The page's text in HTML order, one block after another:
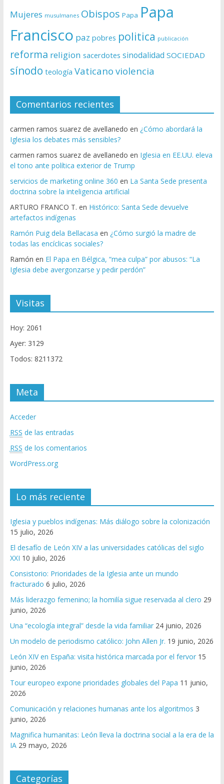
Mujeres musulmanes Obispos Papa Papa
Francisco paz pobres politica publicación
reforma religion sacerdotes sinodalidad SOCIEDAD
sínodo teología Vaticano violencia
Comentarios recientes
carmen ramos suarez de avellanedo en ¿Cómo abordará la
Iglesia los debates más sensibles?
carmen ramos suarez de avellanedo en Iglesia en EE.UU. eleva
el tono ante política exterior de Trump
servicios de marketing online 360 en La Santa Sede presenta
doctrina sobre la inteligencia artificial
ARTURO FRANCO T. en Histórico: Santa Sede devuelve
artefactos indígenas
Ramón Puig dela Bellacasa en ¿Cómo surgió la madre de
todas las encíclicas sociales?
Ramón en El Papa en Bélgica, “mea culpa” por abusos: “La
Iglesia debe avergonzarse y pedir perdón”
Visitas
Hoy: 2061
Ayer: 3129
Todos: 8211372
Meta
Acceder
RSS de las entradas
RSS de los comentarios
WordPress.org
Lo más reciente
Iglesia y pueblos indígenas: Más diálogo sobre la colonización
15 julio, 2026
El desafío de León XIV a las universidades católicas del siglo
XXI 10 julio, 2026
Consistorio: Prioridades de la Iglesia ante un mundo
fracturado 6 julio, 2026
Más liderazgo femenino; la homilía sigue reservada al clero 29
junio, 2026
Una “ecología integral” desde la vida familiar 24 junio, 2026
Un modelo de periodismo católico: John Allen Jr. 19 junio, 2026
León XIV en España: visita histórica marcada por el fervor 15
junio, 2026
Tour europeo expone prioridades globales del Papa 11 junio,
2026
Comunicación y relaciones humanas ante los algoritmos 3
junio, 2026
Magnifica humanitas: León lleva la doctrina social a la era de la
IA 29 mayo, 2026
Categorías